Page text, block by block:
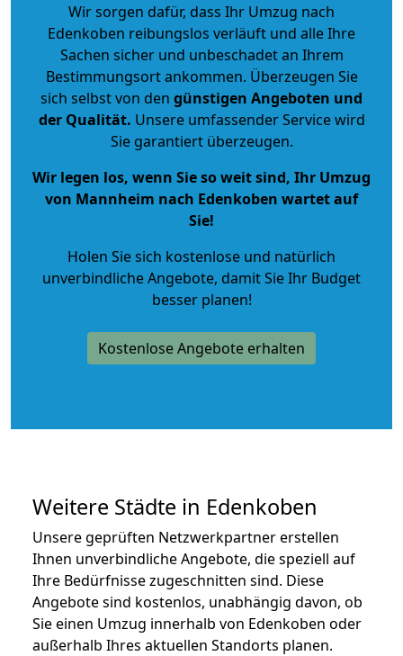
Wir sorgen dafür, dass Ihr Umzug nach
Edenkoben reibungslos verläuft und alle Ihre
Sachen sicher und unbeschadet an Ihrem
Bestimmungsort ankommen. Überzeugen Sie
sich selbst von den günstigen Angeboten und
der Qualität. Unsere umfassender Service wird
Sie garantiert überzeugen.
Wir legen los, wenn Sie so weit sind, Ihr Umzug
von Mannheim nach Edenkoben wartet auf
Sie!
Holen Sie sich kostenlose und natürlich
unverbindliche Angebote, damit Sie Ihr Budget
besser planen!
Kostenlose Angebote erhalten
Weitere Städte in Edenkoben
Unsere geprüften Netzwerkpartner erstellen
Ihnen unverbindliche Angebote, die speziell auf
Ihre Bedürfnisse zugeschnitten sind. Diese
Angebote sind kostenlos, unabhängig davon, ob
Sie einen Umzug innerhalb von Edenkoben oder
außerhalb Ihres aktuellen Standorts planen.